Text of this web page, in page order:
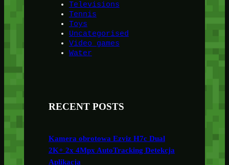
Televisions
Tennis
Toys
Uncategorised
Video games
Water
RECENT POSTS
Kamera obrotowa Ezviz H7c Dual
2K+ 2x 4Mpx AutoTracking Detekcja
Aplikacja